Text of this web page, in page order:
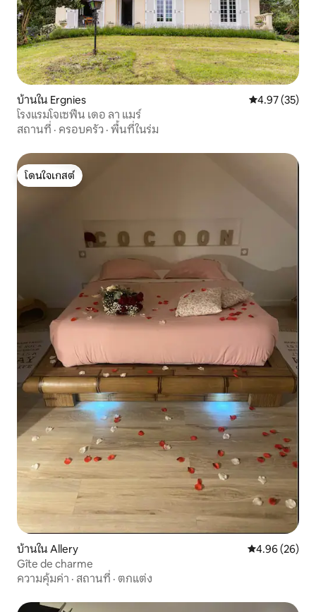
บ้านใน Ergnies คะแนนเฉลี่ย
4.97 (35)
โรงแรมโจเซฟีน เดอ ลา แมร์
สถานที่ · ครอบครัว · พื้นที่ในร่ม
โดนใจเกสต์
โดนใจเกสต์
บ้านใน Allery คะแนนเฉลี่ย
4.96 (26)
Gîte de charme
ความคุ้มค่า · สถานที่ · ตกแต่ง